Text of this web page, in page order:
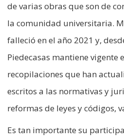
de varias obras que son de
la comunidad universitaria.
falleció en el año 2021 y,
Piedecasas mantiene vigente
recopilaciones que han
escritos a las normativas y
reformas de leyes y códigos,
Es tan importante su